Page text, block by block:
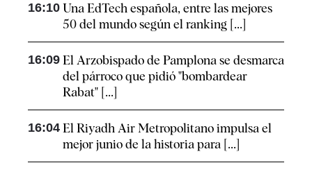
16:10 Una EdTech española, entre las mejores
50 del mundo según el ranking [...]
16:09 El Arzobispado de Pamplona se desmarca
del párroco que pidió "bombardear
Rabat" [...]
16:04 El Riyadh Air Metropolitano impulsa el
mejor junio de la historia para [...]